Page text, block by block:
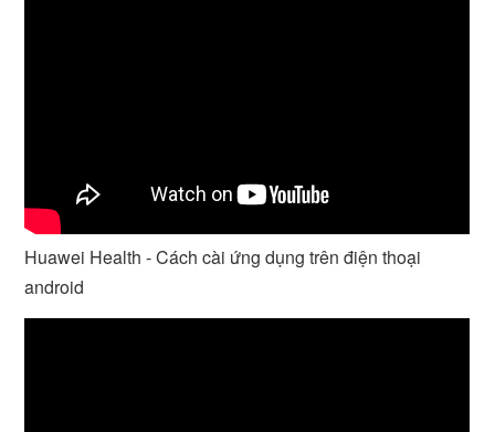
Huawei Health - Cách cài ứng dụng trên điện thoại
android